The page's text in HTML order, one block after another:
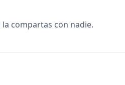
compartas con nadie.